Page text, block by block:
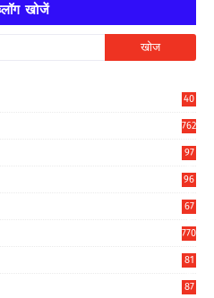
खोजें
40
762
97
96
67
770
81
87